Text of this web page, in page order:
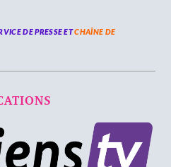
DE PRESSE ETCHAÎNE DE